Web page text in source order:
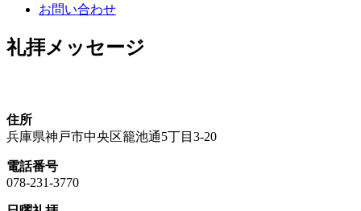
お問い合わせ
礼拝メッセージ
住所
兵庫県神戸市中央区籠池通5丁目3-20
電話番号
078-231-3770